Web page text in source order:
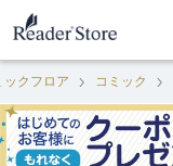
ックフロア コミック